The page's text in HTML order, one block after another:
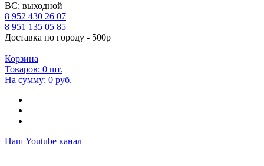
ВС: выходной
8 952 430 26 07
8 951 135 05 85
Доставка по городу - 500р
Корзина
Товаров: 0 шт.
На сумму: 0 руб.
Наш Youtube канал